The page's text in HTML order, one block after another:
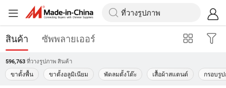
สินค้า ซัพพลายเออร์
596,763 ที่วางรูปภาพ สินค้า
ขาตั้งพื้น ขาตั้งอลูมิเนียม พัดลมตั้งโต๊ะ เสื้อผ้าสแตนด์ กรอบรู